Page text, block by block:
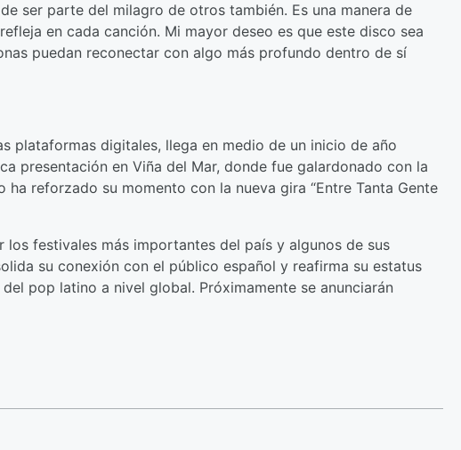
ser parte del milagro de otros también. Es una manera de
en cada canción. Mi mayor deseo es que este disco sea
puedan reconectar con algo más profundo dentro de sí
plataformas digitales, llega en medio de un inicio de año
presentación en Viña del Mar, donde fue galardonado con la
reforzado su momento con la nueva gira “Entre Tanta Gente
festivales más importantes del país y algunos de sus
su conexión con el público español y reafirma su estatus
pop latino a nivel global. Próximamente se anunciarán